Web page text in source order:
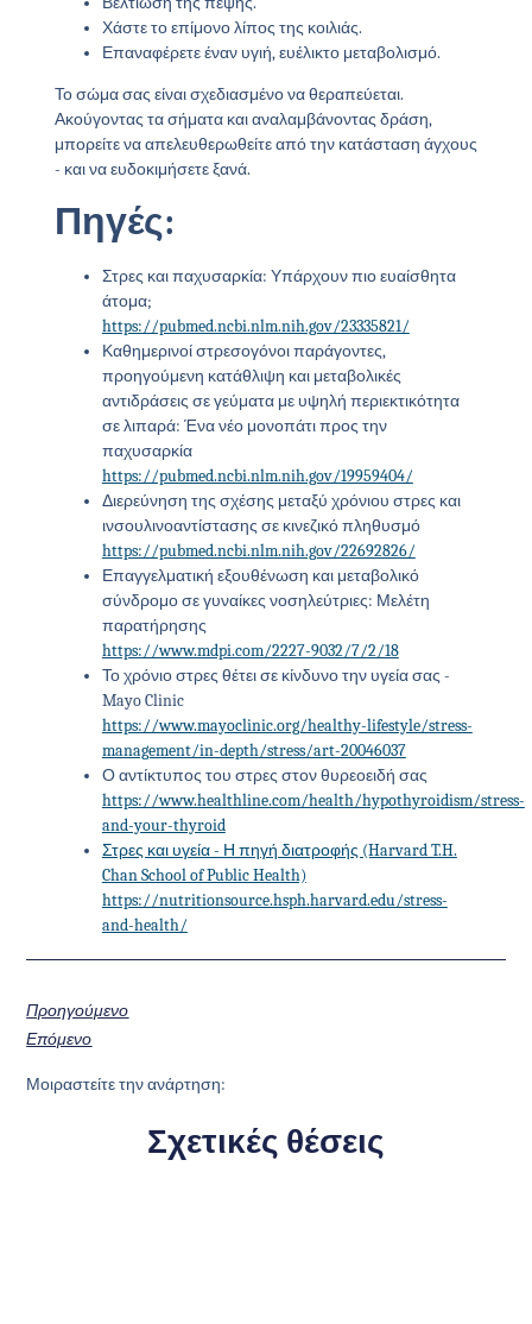
Χάστε το επίμονο λίπος της κοιλιάς.
Επαναφέρετε έναν υγιή, ευέλικτο μεταβολισμό.
Το σώμα σας είναι σχεδιασμένο να θεραπεύεται.
Ακούγοντας τα σήματα και αναλαμβάνοντας δράση,
μπορείτε να απελευθερωθείτε από την κατάσταση άγχους
- και να ευδοκιμήσετε ξανά.
Πηγές:
Στρες και παχυσαρκία: Υπάρχουν πιο ευαίσθητα
άτομα;
https://pubmed.ncbi.nlm.nih.gov/23335821/
Καθημερινοί στρεσογόνοι παράγοντες,
προηγούμενη κατάθλιψη και μεταβολικές
αντιδράσεις σε γεύματα με υψηλή περιεκτικότητα
σε λιπαρά: Ένα νέο μονοπάτι προς την
παχυσαρκία
https://pubmed.ncbi.nlm.nih.gov/19959404/
Διερεύνηση της σχέσης μεταξύ χρόνιου στρες και
ινσουλινοαντίστασης σε κινεζικό πληθυσμό
https://pubmed.ncbi.nlm.nih.gov/22692826/
Επαγγελματική εξουθένωση και μεταβολικό
σύνδρομο σε γυναίκες νοσηλεύτριες: Μελέτη
παρατήρησης
https://www.mdpi.com/2227-9032/7/2/18
Το χρόνιο στρες θέτει σε κίνδυνο την υγεία σας -
Mayo Clinic
https://www.mayoclinic.org/healthy-lifestyle/stress-
management/in-depth/stress/art-20046037
Ο αντίκτυπος του στρες στον θυρεοειδή σας
https://www.healthline.com/health/hypothyroidism/stress-
and-your-thyroid
Στρες και υγεία - Η πηγή διατροφής (Harvard T.H.
Chan School of Public Health)
https://nutritionsource.hsph.harvard.edu/stress-
and-health/
Προηγούμενο
Επόμενο
Μοιραστείτε την ανάρτηση:
Σχετικές θέσεις